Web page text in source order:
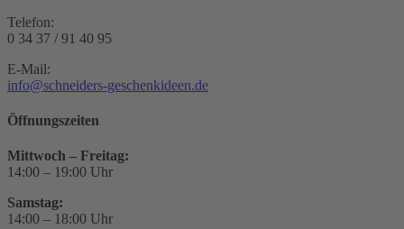
Telefon:
0 34 37 / 91 40 95
E-Mail:
info@schneiders-geschenkideen.de
Öffnungszeiten
Mittwoch – Freitag:
14:00 – 19:00 Uhr
Samstag:
14:00 – 18:00 Uhr